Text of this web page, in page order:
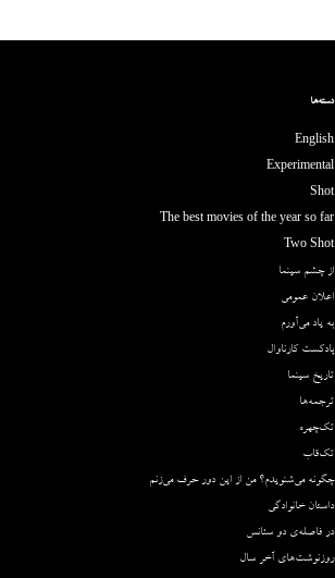
دسته‌ها
English
Experimental
Shot
The best movies of the year so far
Two Shot
از چشم سینما
اعلان عمومی
به یاد می‌آورم
پادکست کارناوال
تاریخ سینما
ترجمه‌ها
تک‌چهره
تک‌قاب
چگونه می‌شنویدم؟ من از این دور حرف می‌زنم
داستان خانوادگی
در فاصله‌ی دو سئانس
روزنوشت‌های آخر سال